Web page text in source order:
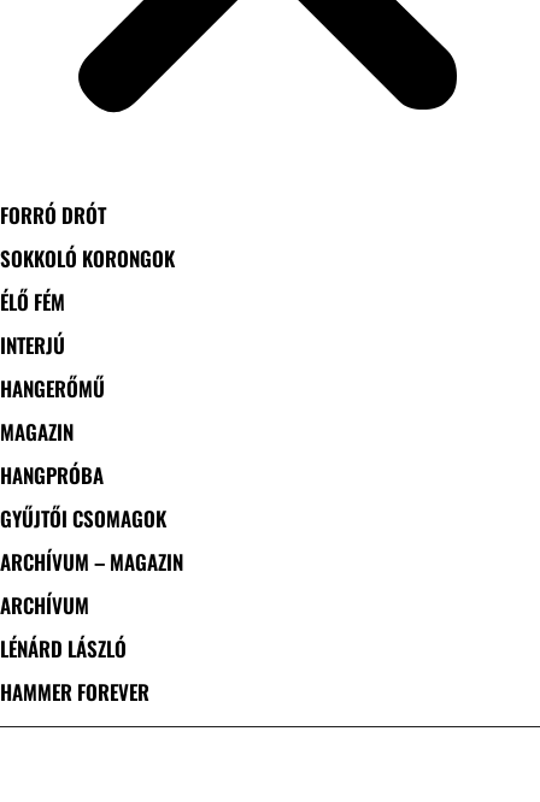
FORRÓ DRÓT
SOKKOLÓ KORONGOK
ÉLŐ FÉM
INTERJÚ
HANGERŐMŰ
MAGAZIN
HANGPRÓBA
GYŰJTŐI CSOMAGOK
ARCHÍVUM – MAGAZIN
ARCHÍVUM
LÉNÁRD LÁSZLÓ
HAMMER FOREVER